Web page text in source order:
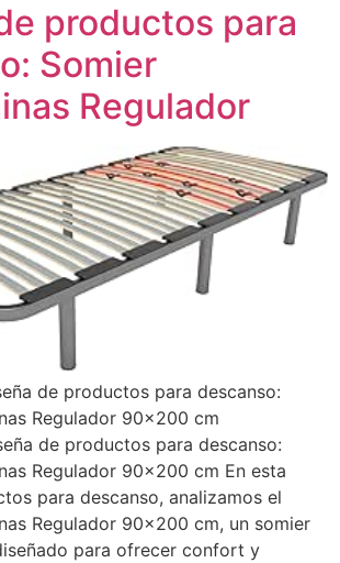
productos para
Somier
Regulador
de productos para descanso:
Regulador 90×200 cm
de productos para descanso:
Regulador 90×200 cm En esta
para descanso, analizamos el
Regulador 90×200 cm, un somier
para ofrecer confort y